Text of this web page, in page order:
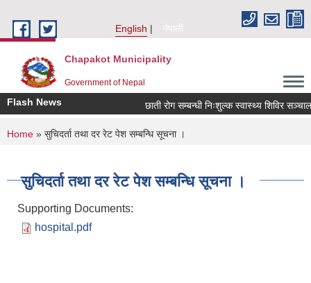
English
नेपाली
Chapakot Municipality
Government of Nepal
Flash News छाती रोग सम्बन्धी निःशुल्क स्वास्थ्य शिविर सञ्चालन
You are here
Home » सुचिदर्ता तथा दर रेट पेश सम्बन्धि सूचना ।
सुचिदर्ता तथा दर रेट पेश सम्बन्धि सूचना ।
Supporting Documents:
hospital.pdf